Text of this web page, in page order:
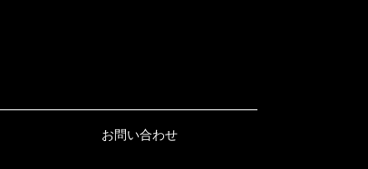
お問い合わせ